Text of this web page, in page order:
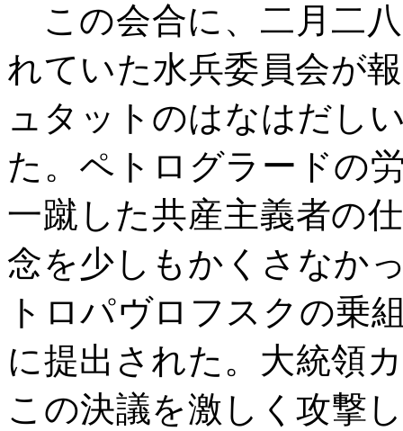
この会合に、二月二
れていた水兵委員会が
ュタットのはなはだし
た。ペトログラードの
一蹴した共産主義者の
念を少しもかくさなか
トロパヴロフスクの乗
に提出された。大統領
この決議を激しく攻撃